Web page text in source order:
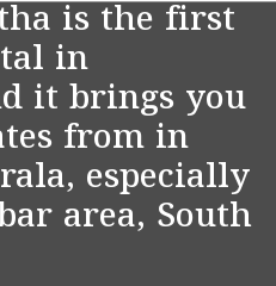
is the first
in
it brings you
from in
especially
area, South